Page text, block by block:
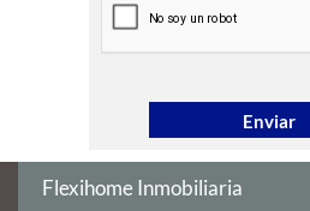
Flexihome Inmobiliaria